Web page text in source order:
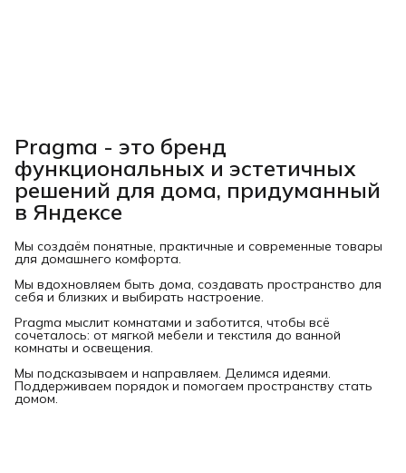
Pragma - это бренд
функциональных и эстетичных
решений для дома, придуманный
в Яндексе
Мы создаём понятные, практичные и современные товары
для домашнего комфорта.
Мы вдохновляем быть дома, создавать пространство для
себя и близких и выбирать настроение.
Pragma мыслит комнатами и заботится, чтобы всё
сочеталось: от мягкой мебели и текстиля до ванной
комнаты и освещения.
Мы подсказываем и направляем. Делимся идеями.
Поддерживаем порядок и помогаем пространству стать
домом.